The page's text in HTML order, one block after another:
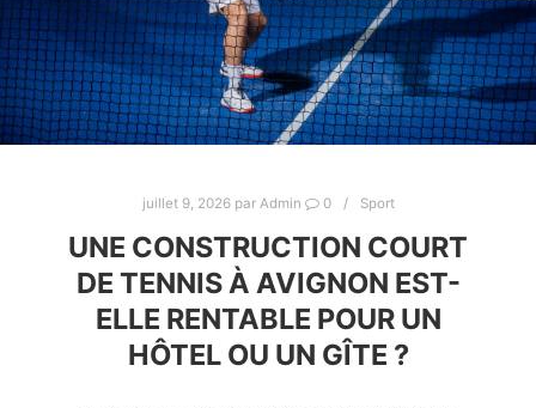
juillet 9, 2026par Admin 0 Sport
UNE CONSTRUCTION COURT
DE TENNIS À AVIGNON EST-
ELLE RENTABLE POUR UN
HÔTEL OU UN GÎTE ?